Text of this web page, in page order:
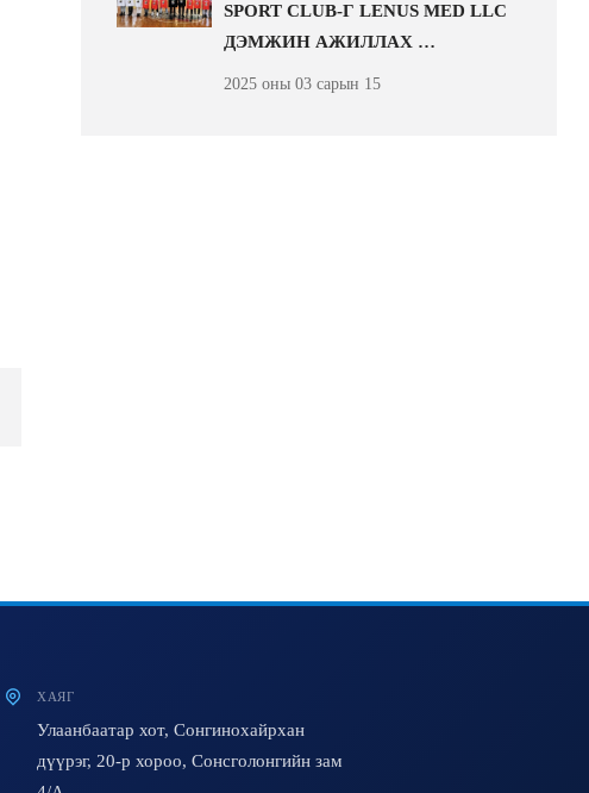
SPORT CLUB-Г LENUS MED LLC
ДЭМЖИН АЖИЛЛАХ …
2025 оны 03 сарын 15
ХАЯГ
Улаанбаатар хот, Сонгинохайрхан
дүүрэг, 20-р хороо, Сонсголонгийн зам